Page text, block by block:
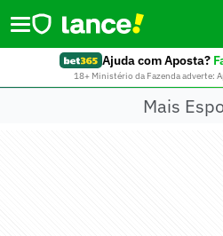
Ajuda com Aposta?
18+ Ministério da Fazenda adverte:
Mais